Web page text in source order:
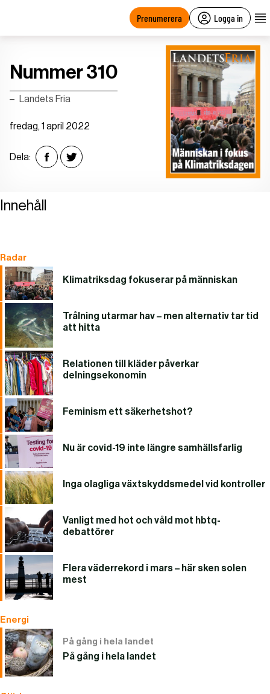
Prenumerera Logga in
Nummer 310
Landets Fria
fredag, 1 april 2022
Dela:
Innehåll
Radar
Klimatriksdag fokuserar på människan
Trålning utarmar hav – men alternativ tar tid
att hitta
Relationen till kläder påverkar
delningsekonomin
Feminism ett säkerhetshot?
Nu är covid-19 inte längre samhällsfarlig
Inga olagliga växtskyddsmedel vid kontroller
Vanligt med hot och våld mot hbtq-
debattörer
Flera väderrekord i mars – här sken solen
mest
Energi
På gång i hela landet
På gång i hela landet